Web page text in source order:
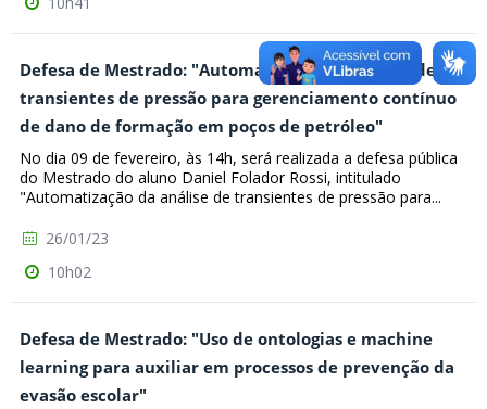
Defesa de Mestrado: "Automatização da análise de
transientes de pressão para gerenciamento contínuo
de dano de formação em poços de petróleo"
No dia 09 de fevereiro, às 14h, será realizada a defesa pública
do Mestrado do aluno Daniel Folador Rossi, intitulado
"Automatização da análise de transientes de pressão para...
26/01/23
10h02
Defesa de Mestrado: "Uso de ontologias e machine
learning para auxiliar em processos de prevenção da
evasão escolar"